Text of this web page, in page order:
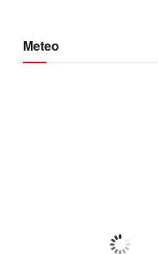
Meteo
Nori Împrăștiați